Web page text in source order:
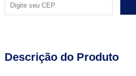
Descrição do Produto